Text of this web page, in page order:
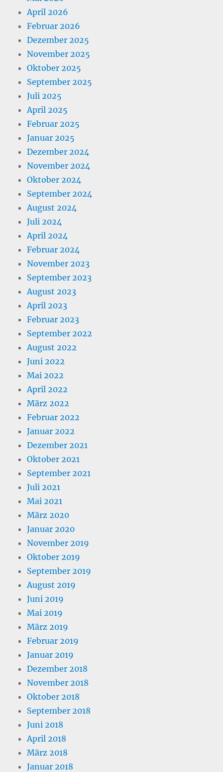
April 2026
Februar 2026
Dezember 2025
November 2025
Oktober 2025
September 2025
Juli 2025
April 2025
Februar 2025
Januar 2025
Dezember 2024
November 2024
Oktober 2024
September 2024
August 2024
Juli 2024
April 2024
Februar 2024
November 2023
September 2023
August 2023
April 2023
Februar 2023
September 2022
August 2022
Juni 2022
Mai 2022
April 2022
März 2022
Februar 2022
Januar 2022
Dezember 2021
Oktober 2021
September 2021
Juli 2021
Mai 2021
März 2020
Januar 2020
November 2019
Oktober 2019
September 2019
August 2019
Juni 2019
Mai 2019
März 2019
Februar 2019
Januar 2019
Dezember 2018
November 2018
Oktober 2018
September 2018
Juni 2018
April 2018
März 2018
Januar 2018